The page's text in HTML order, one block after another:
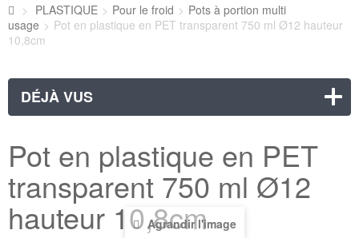
> PLASTIQUE > Pour le froid > Pots à portion multi
usage > Pot en plastique en PET transparent 750 ml Ø12 hauteur
10,8cm
DÉJÀ VUS
Pot en plastique en PET
transparent 750 ml Ø12
hauteur 10,8cm
Agrandir l'image